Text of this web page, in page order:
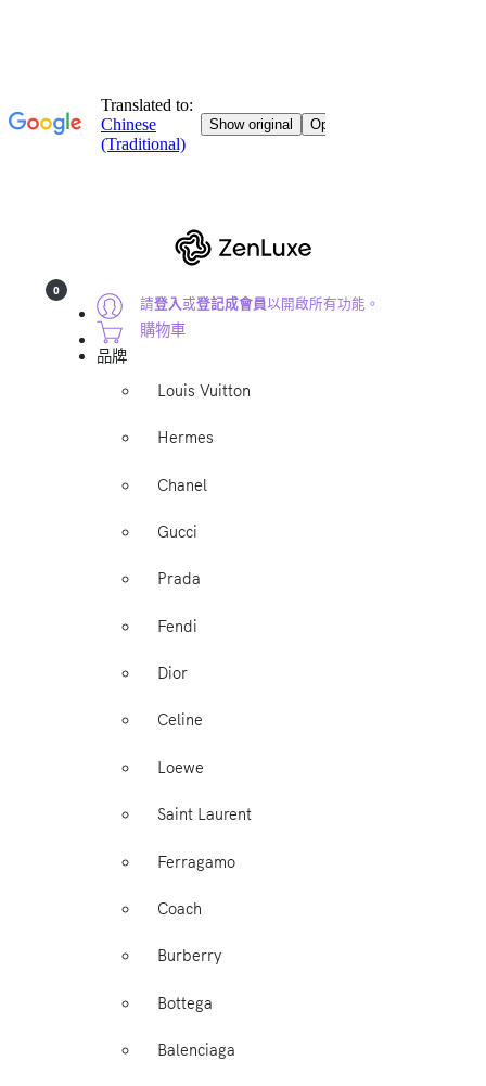
請登入或登記成會員以開啟所有功能。
0
購物車
品牌
Louis Vuitton
Hermes
Chanel
Gucci
Prada
Fendi
Dior
Celine
Loewe
Saint Laurent
Ferragamo
Coach
Burberry
Bottega
Balenciaga